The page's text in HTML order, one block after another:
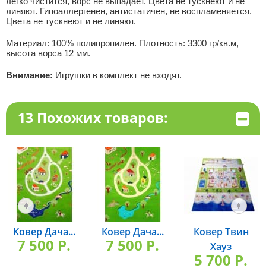
линяют. Гипоаллергенен, антистатичен, не воспламеняется.
Цвета не тускнеют и не линяют.
Материал: 100% полипропилен. Плотность: 3300 гр/кв.м,
высота ворса 12 мм.
Внимание: Игрушки в комплект не входят.
13 Похожих товаров:
Ковер Дача...
7 500 P.
Ковер Дача...
7 500 P.
Ковер Твин
Хауз
5 700 P.